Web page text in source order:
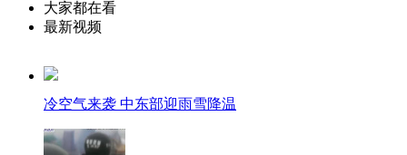
大家都在看
最新视频
冷空气来袭 中东部迎雨雪降温